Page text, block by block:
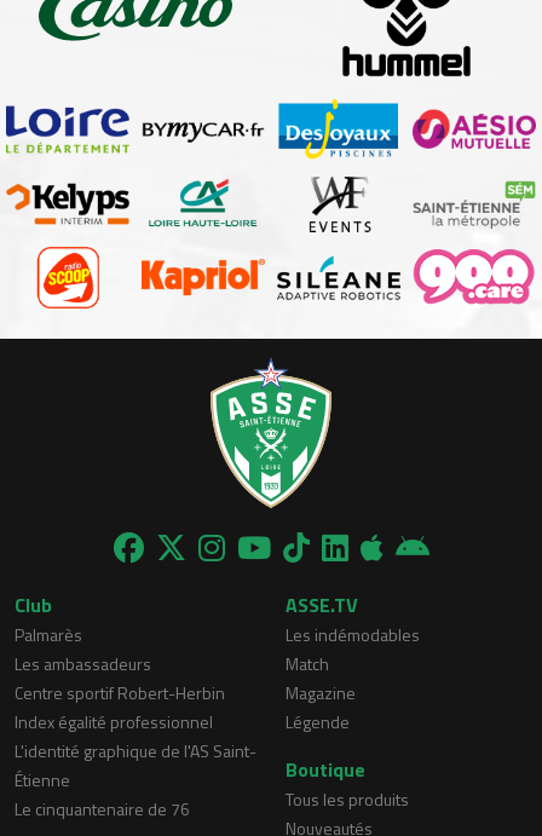
Club
Palmarès
Les ambassadeurs
Centre sportif Robert-Herbin
Index égalité professionnel
L'identité graphique de l'AS Saint-
Étienne
Le cinquantenaire de 76
ASSE.TV
Les indémodables
Match
Magazine
Légende
Boutique
Tous les produits
Nouveautés